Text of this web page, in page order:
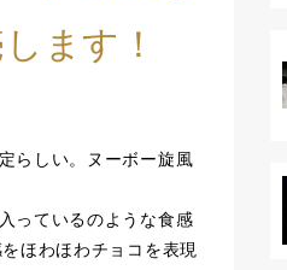
ます！
らしい。ヌーボー旋風
っているのような食感
ほわほわチョコを表現